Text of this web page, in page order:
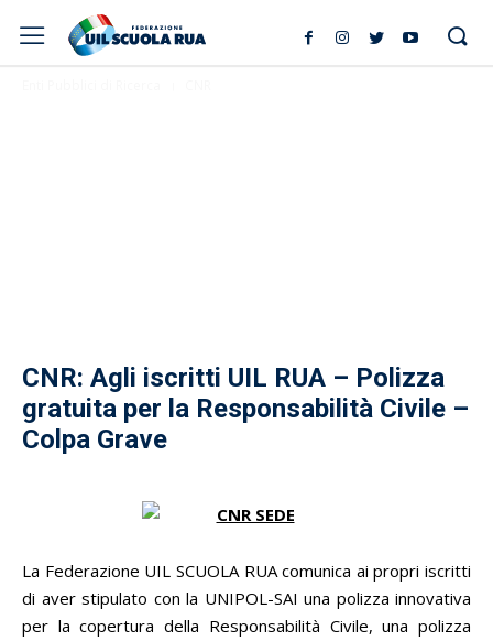
CNR: Agli iscritti UIL RUA – Polizza
gratuita per la Responsabilità Civile –
Colpa Grave
La Federazione UIL SCUOLA RUA comunica ai propri iscritti
di aver stipulato con la UNIPOL-SAI una polizza innovativa
per la copertura della Responsabilità Civile, una polizza